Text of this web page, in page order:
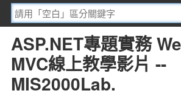
ASP.NET專題實務
MVC線上教學影片 --
MIS2000Lab.